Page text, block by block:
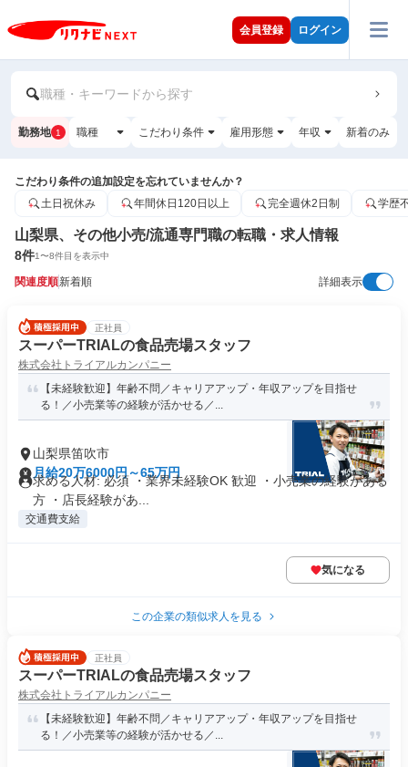
会員登録 ログイン
職種・キーワードから探す
勤務地 1 職種 こだわり条件 雇用形態 年収 新着のみ
こだわり条件の追加設定を忘れていませんか？
土日祝休み
年間休日120日以上 完全週休2日制 学歴
山梨県、その他小売/流通専門職の転職・求人情報
8件1〜8件目を表示中
関連度順新着順 詳細表示
正社員
スーパーTRIALの食品売場スタッフ
株式会社トライアルカンパニー
【未経験歓迎】年齢不問／キャリアアップ・年収アップを目指せ
る！／小売業等の経験が活かせる／...
山梨県笛吹市
月給20万6000円～65万円
求める人材: 必須 ・業界未経験OK 歓迎 ・小売業の経験がある
方 ・店長経験があ...
交通費支給
気になる
この企業の類似求人を見る
正社員
スーパーTRIALの食品売場スタッフ
株式会社トライアルカンパニー
【未経験歓迎】年齢不問／キャリアアップ・年収アップを目指せ
る！／小売業等の経験が活かせる／...